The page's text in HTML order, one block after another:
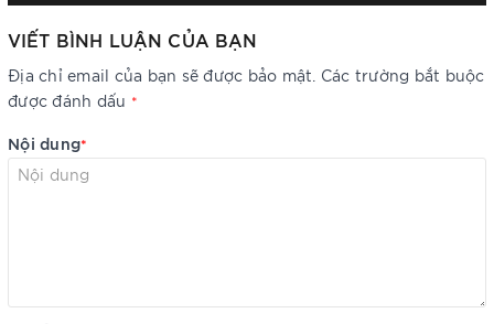
VIẾT BÌNH LUẬN CỦA BẠN
Địa chỉ email của bạn sẽ được bảo mật. Các trường bắt buộc
được đánh dấu *
Nội dung*